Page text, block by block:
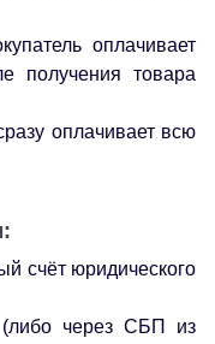
оплачивает
получения товара
оплачивает всю
счёт юридического
через СБП из